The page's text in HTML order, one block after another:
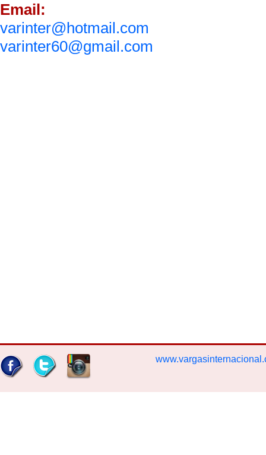
Email:
varinter@hotmail.com
varinter60@gmail.com